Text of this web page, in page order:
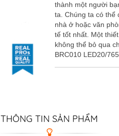
thành một người
ta. Chúng ta có thể
nhà ở hoặc văn
tế tốt nhất. Một
không thể bỏ qua
BRC010 LED20/
THÔNG TIN SẢN PHẨM